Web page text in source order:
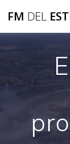
FM DEL